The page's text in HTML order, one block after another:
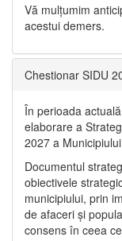
Vă mulţumim
acestui demers.
Chestionar SIDU
În perioada
elaborare a
2027 a
Documentul
obiectivele
municipiului, prin
de afaceri și
consens în ceea